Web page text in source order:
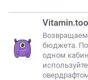
Возвращаем
бюджета.
одном